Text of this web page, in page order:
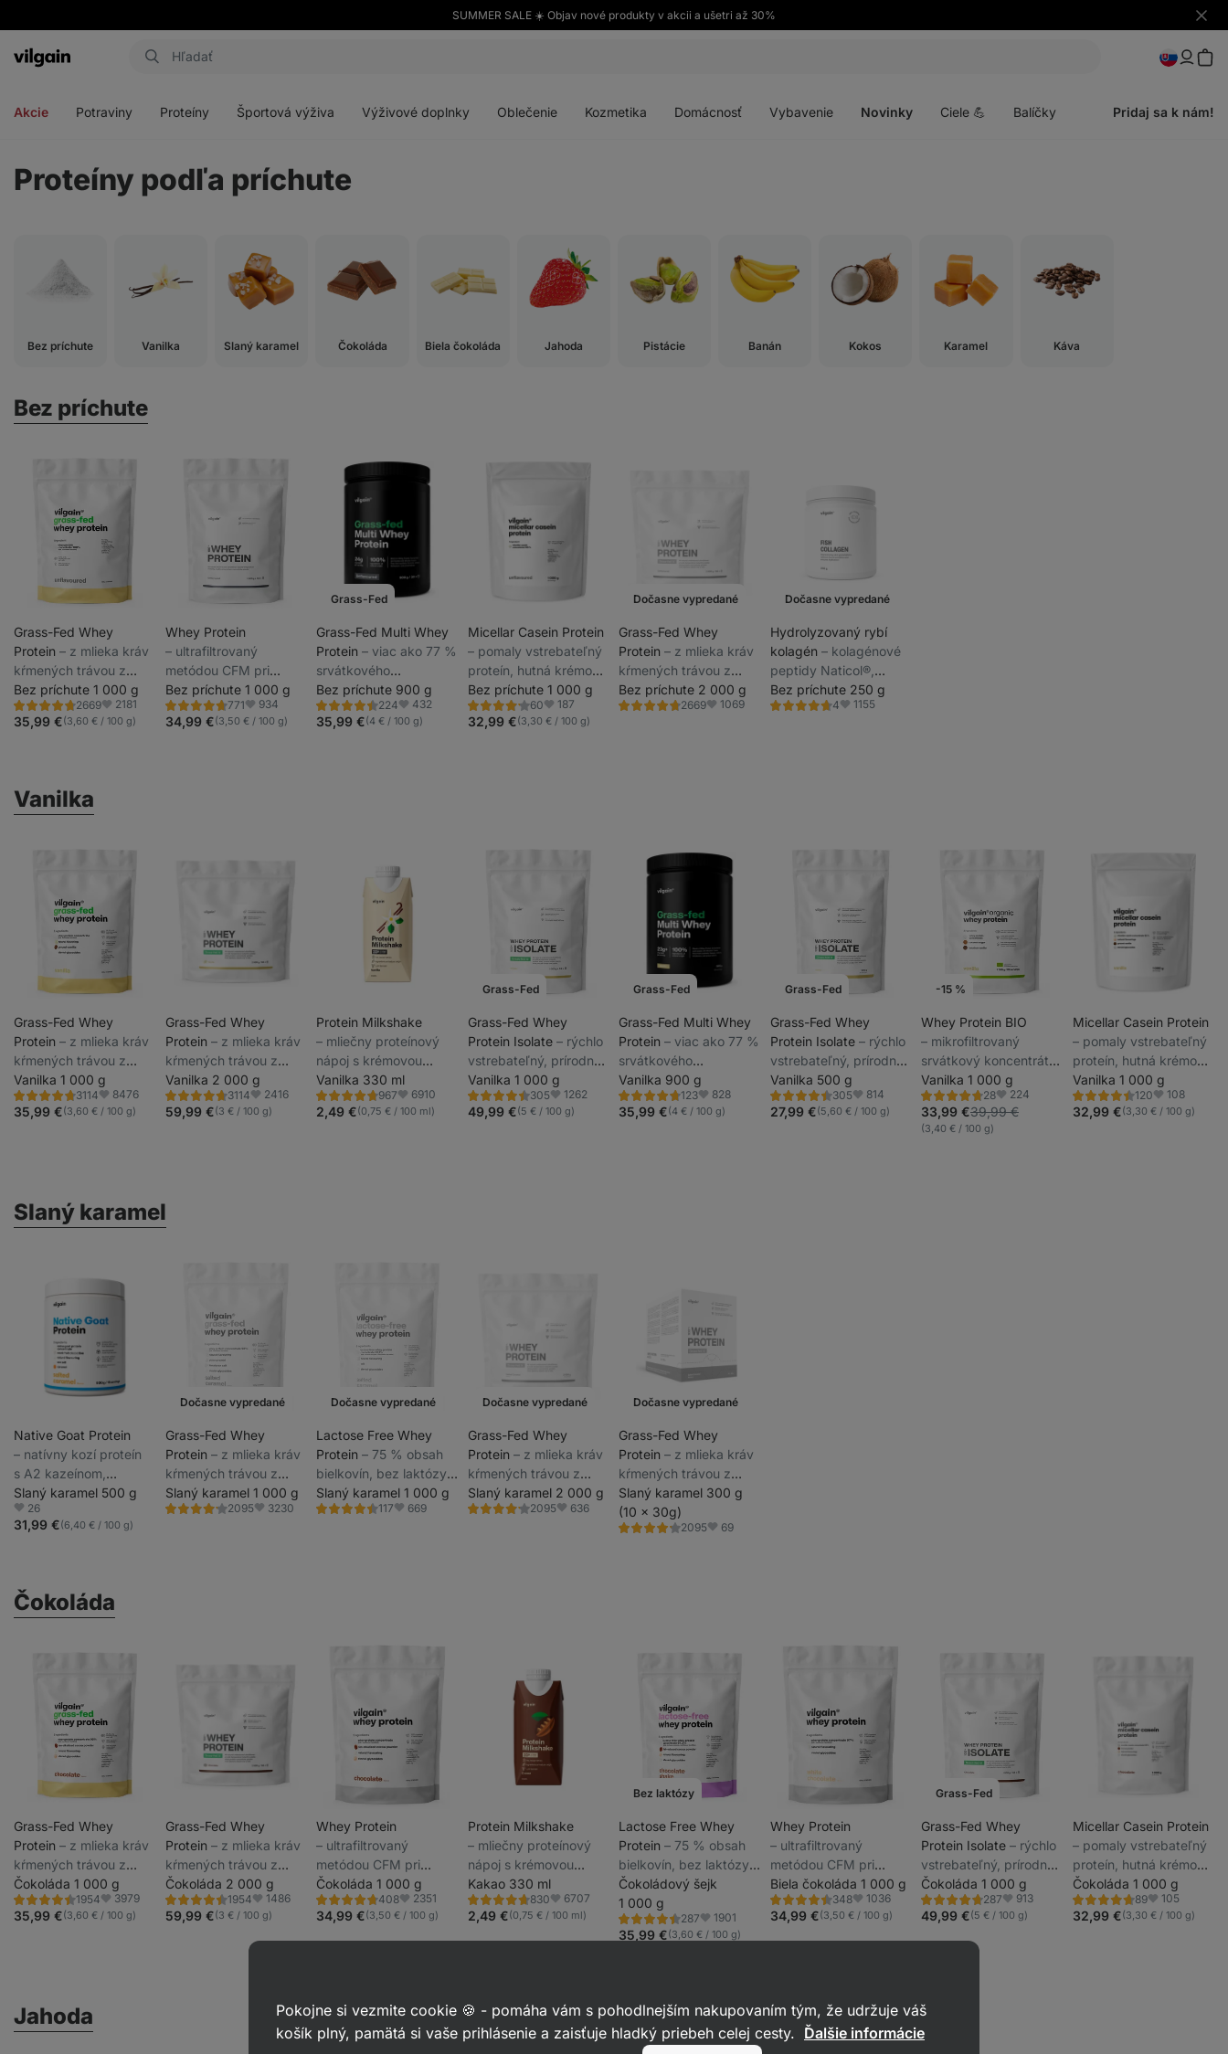
SUMMER SALE ☀️ Objav nové produkty v akcii a ušetri až 30%
Skryť
Eshop
Akcie Potraviny Proteíny Športová výživa Výživové doplnky Oblečenie Kozmetika Domácnosť Vybavenie Novinky Ciele 💪 Balíčky Pridaj sa k nám!
Proteíny podľa príchute
Bez príchute Vanilka Slaný karamel Čokoláda Biela čokoláda Jahoda Pistácie Banán Kokos Karamel Káva
Bez príchute
Grass-Fed Whey
Protein ⁠–⁠ z mlieka kráv
kŕmených trávou z
udržateľných chovov,
sladený stéviou,
ultrafiltrovaný pri
Bez príchute 1 000 g
2669
Hodnotenie
4.6/5,
2669
Obľúbené
2181
35,99 €(3,60 € / 100 g)
Whey Protein
⁠–⁠ ultrafiltrovaný
metódou CFM pri
nízkych teplotách,
vysoký obsah bielkovín
a BCAA, sladený
Bez príchute 1 000 g
771
Hodnotenie
4.7/5,
771
Obľúbené
934
34,99 €(3,50 € / 100 g)
Grass-Fed
Grass-Fed Multi Whey
Protein ⁠–⁠ viac ako 77 %
srvátkového
koncentrátu, izolátu a
kazeínu, efektívne
ihneď po tréningu aj pri
Bez príchute 900 g
224
Hodnotenie
4.5/5,
224
Obľúbené
432
35,99 €(4 € / 100 g)
Micellar Casein Protein
⁠–⁠ pomaly vstrebateľný
proteín, hutná krémová
konzistencia, bez
umelých aróm a
sladidiel
Bez príchute 1 000 g
60
Hodnotenie
4.3/5,
60
Obľúbené
187
32,99 €(3,30 € / 100 g)
Dočasne vypredané
Grass-Fed Whey
Protein ⁠–⁠ z mlieka kráv
kŕmených trávou z
udržateľných chovov,
sladený stéviou,
Bez príchute 2 000 g
2669
Hodnotenie
Obľúbené
1069
Dočasne vypredané
Hydrolyzovaný rybí
kolagén ⁠–⁠ kolagénové
peptidy Naticol®,
výživový doplnok
Bez príchute 250 g
4
Hodnotenie
Obľúbené
1155
Vanilka
Grass-Fed Whey
Protein ⁠–⁠ z mlieka kráv
kŕmených trávou z
udržateľných chovov,
sladený stéviou,
ultrafiltrovaný pri
Vanilka 1 000 g
3114
Hodnotenie
4.6/5,
3114
Obľúbené
8476
35,99 €(3,60 € / 100 g)
Grass-Fed Whey
Protein ⁠–⁠ z mlieka kráv
kŕmených trávou z
udržateľných chovov,
sladený stéviou,
ultrafiltrovaný pri
Vanilka 2 000 g
3114
Hodnotenie
4.6/5,
3114
Obľúbené
2416
59,99 €(3 € / 100 g)
Protein Milkshake
⁠–⁠ mliečny proteínový
nápoj s krémovou
chuťou, 33 g bielkovín
na porciu, s nízkym
obsahom laktózy
Vanilka 330 ml
967
Hodnotenie
4.7/5,
967
Obľúbené
6910
2,49 €(0,75 € / 100 ml)
Grass-Fed
Grass-Fed Whey
Protein Isolate ⁠–⁠ rýchlo
vstrebateľný, prírodne
dosladený proteín s
minimom cukru a tuku
Vanilka 1 000 g
305
Hodnotenie
4.5/5,
305
Obľúbené
1262
49,99 €(5 € / 100 g)
Grass-Fed
Grass-Fed Multi Whey
Protein ⁠–⁠ viac ako 77 %
srvátkového
koncentrátu, izolátu a
kazeínu, efektívne
ihneď po tréningu aj pri
Vanilka 900 g
123
Hodnotenie
4.7/5,
123
Obľúbené
828
35,99 €(4 € / 100 g)
Grass-Fed
Grass-Fed Whey
Protein Isolate ⁠–⁠ rýchlo
vstrebateľný, prírodne
dosladený proteín s
minimom cukru a tuku
Vanilka 500 g
305
Hodnotenie
4.5/5,
305
Obľúbené
814
27,99 €(5,60 € / 100 g)
-15 %
Akcie týždňa
Whey Protein BIO
⁠–⁠ mikrofiltrovaný
srvátkový koncentrát
zo štyroch 100 %
prírodných surovín,
z BIO kravského mlieka
Vanilka 1 000 g
28
Hodnotenie
4.8/5,
28
recenzií
Obľúbené
224
33,99 €39,99 €
(3,40 € / 100 g)
Micellar Casein Protein
⁠–⁠ pomaly vstrebateľný
proteín, hutná krémová
konzistencia, bez
umelých aróm a
sladidiel
Vanilka 1 000 g
120
Hodnotenie
4.4/5,
120
Obľúbené
108
32,99 €(3,30 € / 100 g)
Slaný karamel
Native Goat Protein
⁠–⁠ natívny kozí proteín
s A2 kazeínom,
pozvoľné vstrebávanie,
jemne sladený monk
fruitom
Slaný karamel 500 g
Obľúbené
26
31,99 €(6,40 € / 100 g)
Dočasne vypredané
Grass-Fed Whey
Protein ⁠–⁠ z mlieka kráv
kŕmených trávou z
udržateľných chovov,
sladený stéviou,
Slaný karamel 1 000 g
2095
Hodnotenie
Obľúbené
3230
Dočasne vypredané
Lactose Free Whey
Protein ⁠–⁠ 75 % obsah
bielkovín, bez laktózy,
sladený stéviou,
ultrafiltrovaný za
Slaný karamel 1 000 g
117
Hodnotenie
Obľúbené
669
Dočasne vypredané
Grass-Fed Whey
Protein ⁠–⁠ z mlieka kráv
kŕmených trávou z
udržateľných chovov,
sladený stéviou,
Slaný karamel 2 000 g
2095
Hodnotenie
Obľúbené
636
Dočasne vypredané
Grass-Fed Whey
Protein ⁠–⁠ z mlieka kráv
kŕmených trávou z
udržateľných chovov,
sladený stéviou,
ultrafiltrovaný pri
Slaný karamel 300 g
(10 x 30g)
2095
Hodnotenie
Obľúbené
69
Čokoláda
Grass-Fed Whey
Protein ⁠–⁠ z mlieka kráv
kŕmených trávou z
udržateľných chovov,
sladený stéviou,
ultrafiltrovaný pri
Čokoláda 1 000 g
1954
Hodnotenie
4.4/5,
1954
Obľúbené
3979
35,99 €(3,60 € / 100 g)
Grass-Fed Whey
Protein ⁠–⁠ z mlieka kráv
kŕmených trávou z
udržateľných chovov,
sladený stéviou,
ultrafiltrovaný pri
nízkych teplotách
Čokoláda 2 000 g
1954
Hodnotenie
4.4/5,
1954
Obľúbené
1486
59,99 €(3 € / 100 g)
Whey Protein
⁠–⁠ ultrafiltrovaný
metódou CFM pri
nízkych teplotách,
vysoký obsah bielkovín
a BCAA, sladený
steviol-glykozidmi
Čokoláda 1 000 g
408
Hodnotenie
4.6/5,
408
Obľúbené
2351
34,99 €(3,50 € / 100 g)
Protein Milkshake
⁠–⁠ mliečny proteínový
nápoj s krémovou
chuťou, 33 g bielkovín
na porciu, s nízkym
obsahom laktózy
Kakao 330 ml
830
Hodnotenie
4.7/5,
830
Obľúbené
6707
2,49 €(0,75 € / 100 ml)
Bez laktózy
Lactose Free Whey
Protein ⁠–⁠ 75 % obsah
bielkovín, bez laktózy,
sladený stéviou,
ultrafiltrovaný za
nízkych teplôt
Čokoládový šejk
1 000 g
287
Hodnotenie
4.4/5,
287
Obľúbené
1901
35,99 €(3,60 € / 100 g)
Whey Protein
⁠–⁠ ultrafiltrovaný
metódou CFM pri
nízkych teplotách,
vysoký obsah bielkovín
a BCAA, sladený
steviol-glykozidmi
Biela čokoláda 1 000 g
348
Hodnotenie
4.5/5,
348
Obľúbené
1036
34,99 €(3,50 € / 100 g)
Grass-Fed
Grass-Fed Whey
Protein Isolate ⁠–⁠ rýchlo
vstrebateľný, prírodne
dosladený proteín s
minimom cukru a tuku
Čokoláda 1 000 g
287
Hodnotenie
4.6/5,
287
Obľúbené
913
49,99 €(5 € / 100 g)
Micellar Casein Protein
⁠–⁠ pomaly vstrebateľný
proteín, hutná krémová
konzistencia, bez
umelých aróm a
sladidiel
Čokoláda 1 000 g
89
Hodnotenie
4.6/5,
89
Obľúbené
105
32,99 €(3,30 € / 100 g)
Jahoda
Pokojne si vezmite cookie 🍪 - pomáha vám s pohodlnejším nakupovaním tým, že udržuje váš
košík plný, pamätá si vaše prihlásenie a zaisťuje hladký priebeh celej cesty. Ďalšie informácie